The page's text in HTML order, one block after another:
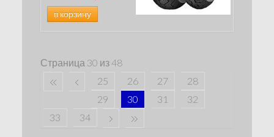
в корзину
Страница 30 из 48
25
26 27
28
29
30 31
32
33
34